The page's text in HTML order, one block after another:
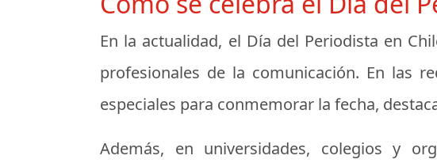
En la actualidad, el Día del Periodista en
profesionales de la comunicación. En las
especiales para conmemorar la fecha,
Además, en universidades, colegios y